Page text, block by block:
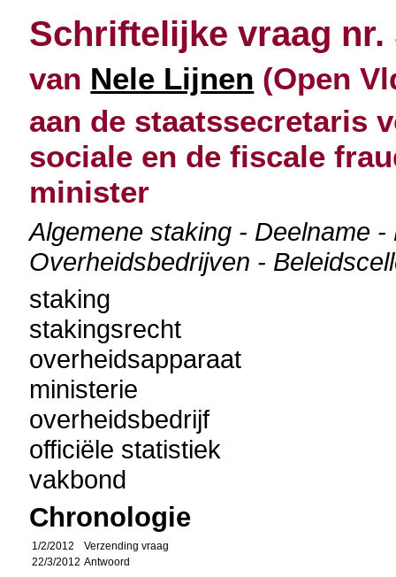
Schriftelijke vraag nr.
van Nele Lijnen (Open
aan de staatssecretaris
sociale en de fiscale
minister
Algemene staking - Deelname
Overheidsbedrijven -
staking
stakingsrecht
overheidsapparaat
ministerie
overheidsbedrijf
officiële statistiek
vakbond
Chronologie
1/2/2012
Verzending vraag
22/3/2012 Antwoord